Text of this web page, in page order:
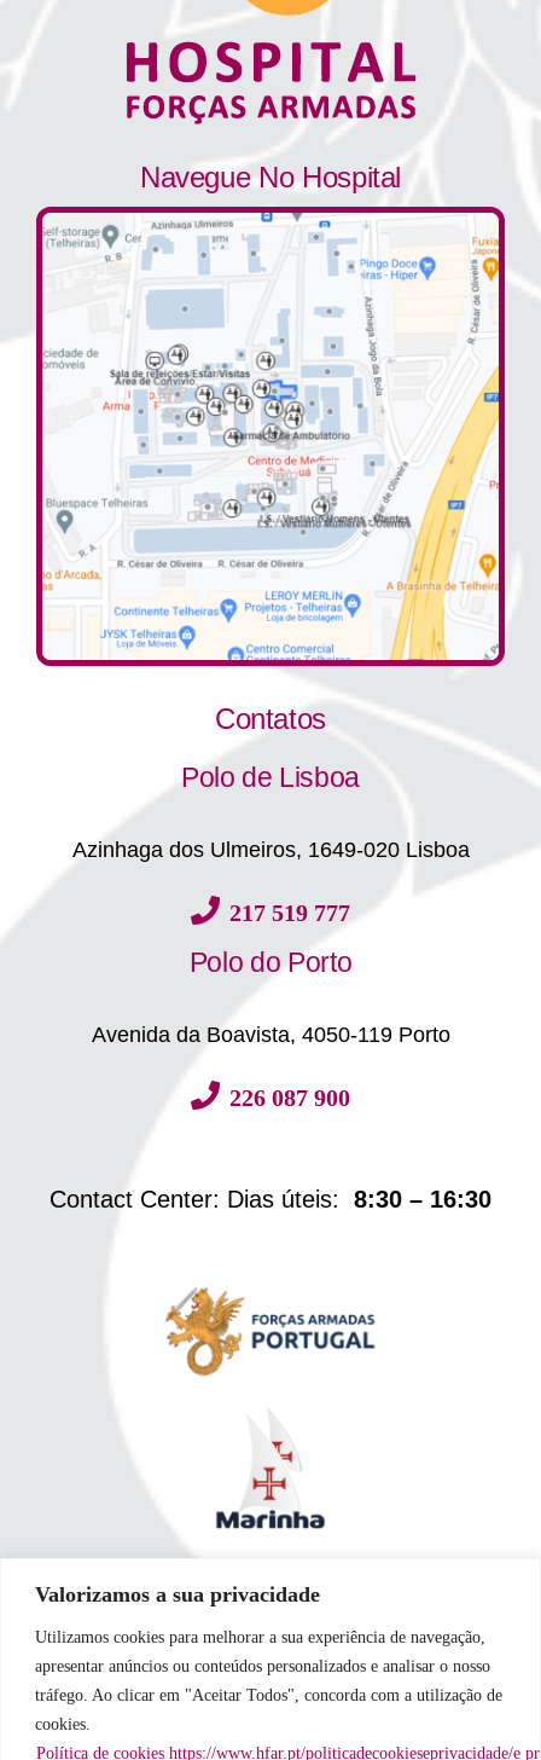
Valorizamos a sua privacidade
Utilizamos cookies para melhorar a sua experiência de navegação,
apresentar anúncios ou conteúdos personalizados e analisar o nosso
tráfego. Ao clicar em "Aceitar Todos", concorda com a utilização de
cookies.
Política de cookies https://www.hfar.pt/politicadecookieseprivacidade/e
Navegue No Hospital
Contatos
Polo de Lisboa
Azinhaga dos Ulmeiros, 1649-020 Lisboa
217 519 777
Polo do Porto
Avenida da Boavista, 4050-119 Porto
226 087 900
Contact Center: Dias úteis: 8:30 – 16:30